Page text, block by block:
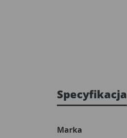
Specyfikacja
Marka